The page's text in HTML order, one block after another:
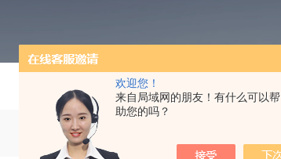
欢迎您！
来自局域网的朋友！有什么可以帮
助您的吗？
当前位置：